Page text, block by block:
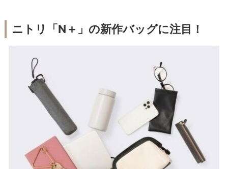
ニトリ「N＋」の新作バッグに注目！